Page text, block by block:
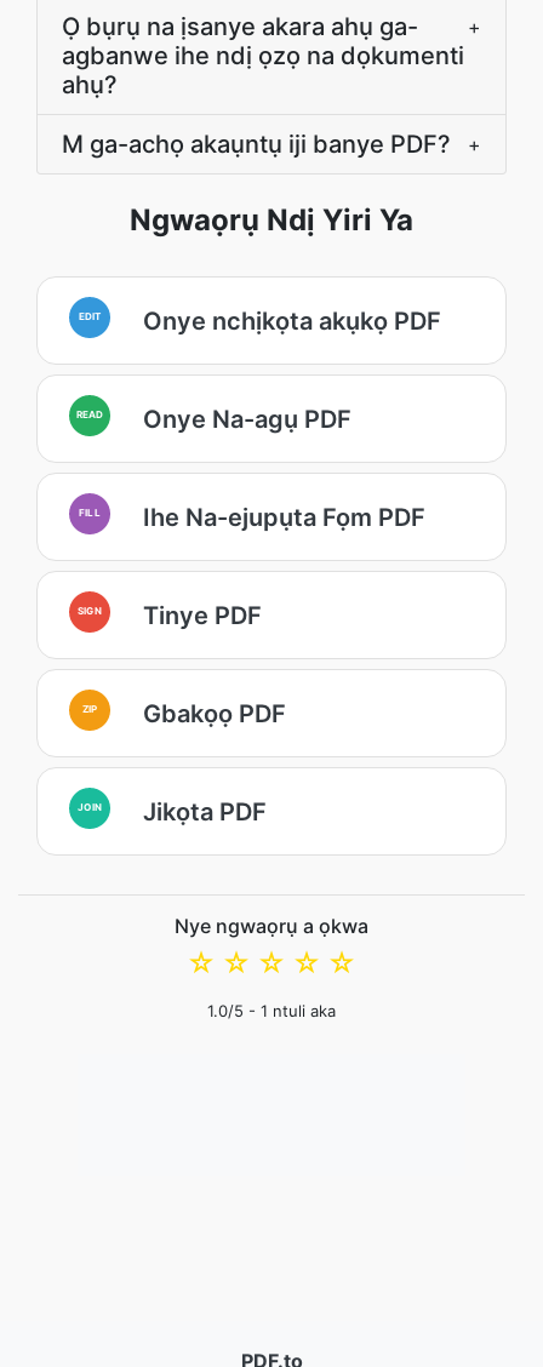
Ọ bụrụ na ịsanye akara ahụ ga-
agbanwe ihe ndị ọzọ na dọkumenti
ahụ?
+
M ga-achọ akaụntụ iji banye PDF? +
Ngwaọrụ Ndị Yiri Ya
EDIT Onye nchịkọta akụkọ PDF
READ Onye Na-agụ PDF
FILL Ihe Na-ejupụta Fọm PDF
SIGN Tinye PDF
ZIP Gbakọọ PDF
JOIN Jikọta PDF
Nye ngwaọrụ a ọkwa
☆
☆
☆
☆
☆
1.0/5 - 1 ntuli aka
PDF.to